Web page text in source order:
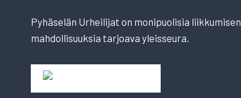
Pyhäselän Urheilijat on monipuolisia liikkumisen
mahdollisuuksia tarjoava yleisseura.